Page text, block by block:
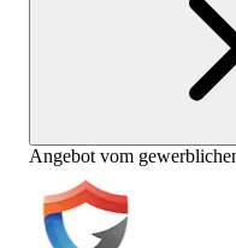
Angebot vom